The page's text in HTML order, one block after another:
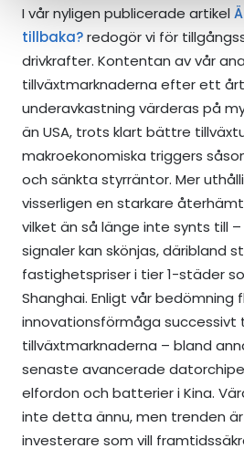
I vår nyligen publicerade artikel
tillbaka?redogör vi för
drivkrafter. Kontentan av vår
tillväxtmarknaderna efter ett
underavkastning värderas på
än USA, trots klart bättre
makroekonomiska triggers
och sänkta styrräntor. Mer
visserligen en starkare
vilket än så länge inte synts till
signaler kan skönjas, däribland
fastighetspriser i tier 1-städer
Shanghai. Enligt vår bedömning
innovationsförmåga successivt
tillväxtmarknaderna – bland
senaste avancerade
elfordon och batterier i Kina.
inte detta ännu, men trenden
investerare som vill